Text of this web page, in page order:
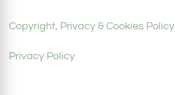
Copyright, Privacy & Cookies Policy
Privacy Policy